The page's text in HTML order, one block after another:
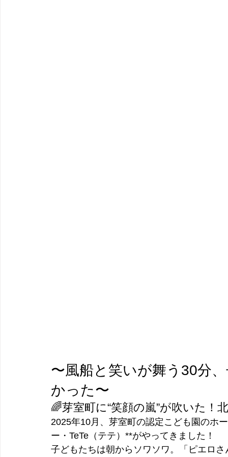
〜風船と笑いが舞う30分
かった〜
🌈芽室町に“笑顔の嵐”が吹いた！
2025年10月、芽室町の認定こども園のホ
ー・TeTe（テテ）**がやってきました！
子どもたちは朝からソワソワ。「ピエロ